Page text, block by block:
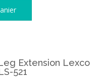
Extension Lexco
521